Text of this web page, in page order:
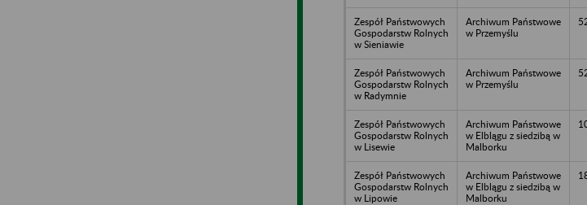
Zespół Państwowych
Gospodarstw Rolnych
w Sieniawie
Archiwum Państwowe
w Przemyślu
Zespół Państwowych
Gospodarstw Rolnych
w Radymnie
Archiwum Państwowe
w Przemyślu
Zespół Państwowych
Gospodarstw Rolnych
w Lisewie
Archiwum Państwowe
w Elblągu z siedzibą w
Malborku
Zespół Państwowych
Gospodarstw Rolnych
w Lipowie
Archiwum Państwowe
w Elblągu z siedzibą w
Malborku